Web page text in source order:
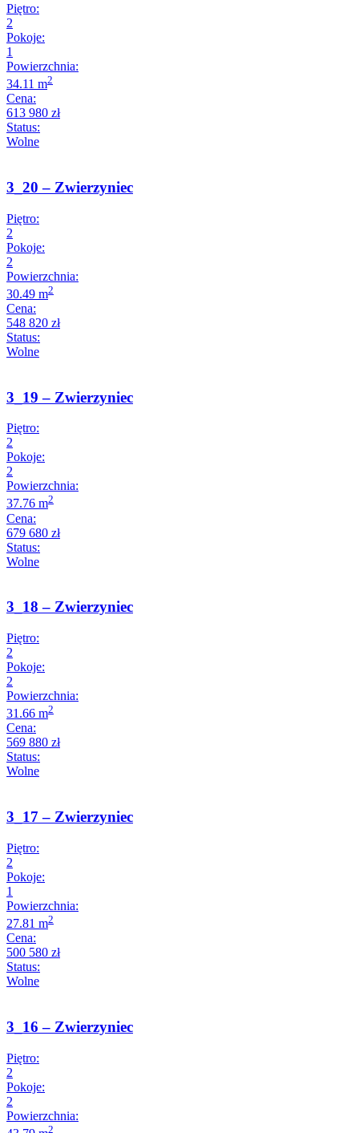
Piętro:
2
Pokoje:
1
Powierzchnia:
34.11 m2
Cena:
613 980 zł
Status:
Wolne
3_20 – Zwierzyniec
Piętro:
2
Pokoje:
2
Powierzchnia:
30.49 m2
Cena:
548 820 zł
Status:
Wolne
3_19 – Zwierzyniec
Piętro:
2
Pokoje:
2
Powierzchnia:
37.76 m2
Cena:
679 680 zł
Status:
Wolne
3_18 – Zwierzyniec
Piętro:
2
Pokoje:
2
Powierzchnia:
31.66 m2
Cena:
569 880 zł
Status:
Wolne
3_17 – Zwierzyniec
Piętro:
2
Pokoje:
1
Powierzchnia:
27.81 m2
Cena:
500 580 zł
Status:
Wolne
3_16 – Zwierzyniec
Piętro:
2
Pokoje:
2
Powierzchnia:
2